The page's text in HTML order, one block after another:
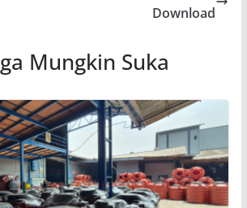
Download
Mungkin Suka